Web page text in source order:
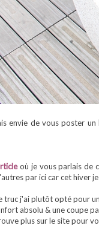
envie de vous poster un
où je vous parlais de
par ici car cet hiver
truc j'ai plutôt opté pour
absolu & une coupe
plus sur le site pour